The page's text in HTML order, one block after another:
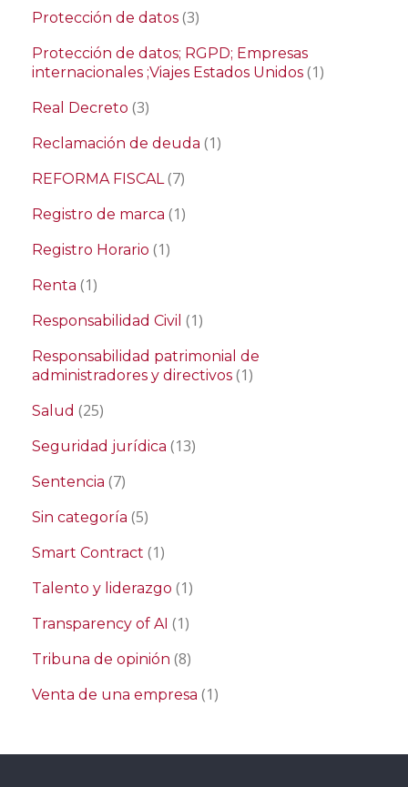
Protección de datos (3)
Protección de datos; RGPD; Empresas
internacionales ;Viajes Estados Unidos (1)
Real Decreto (3)
Reclamación de deuda (1)
REFORMA FISCAL(7)
Registro de marca (1)
Registro Horario (1)
Renta (1)
Responsabilidad Civil (1)
Responsabilidad patrimonial de
administradores y directivos (1)
Salud (25)
Seguridad jurídica (13)
Sentencia (7)
Sin categoría (5)
Smart Contract (1)
Talento y liderazgo (1)
Transparency of AI (1)
Tribuna de opinión (8)
Venta de una empresa (1)